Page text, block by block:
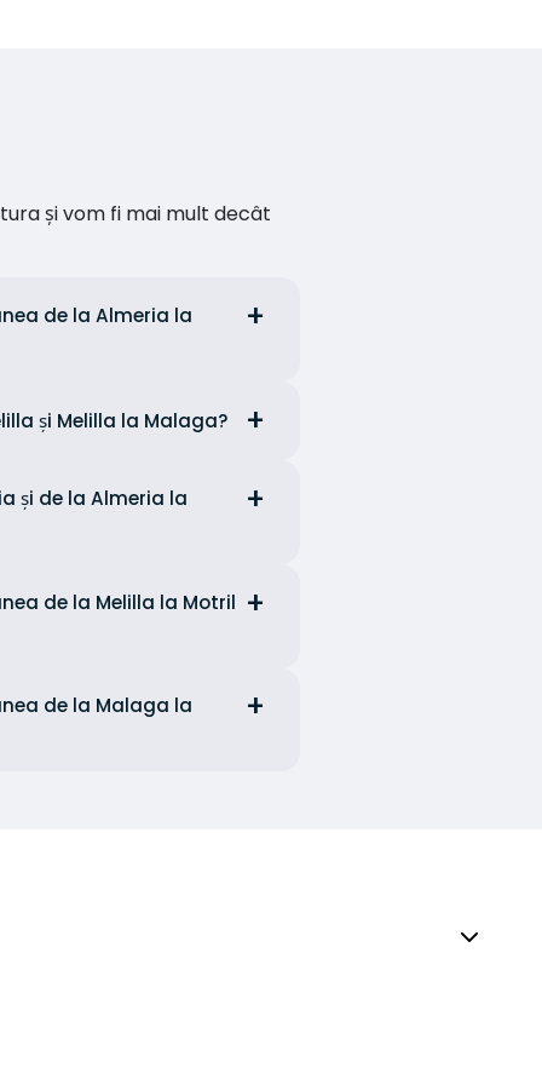
și vom fi mai mult decât
de la Almeria la
și Melilla la Malaga?
și de la Almeria la
de la Melilla la Motril
de la Malaga la